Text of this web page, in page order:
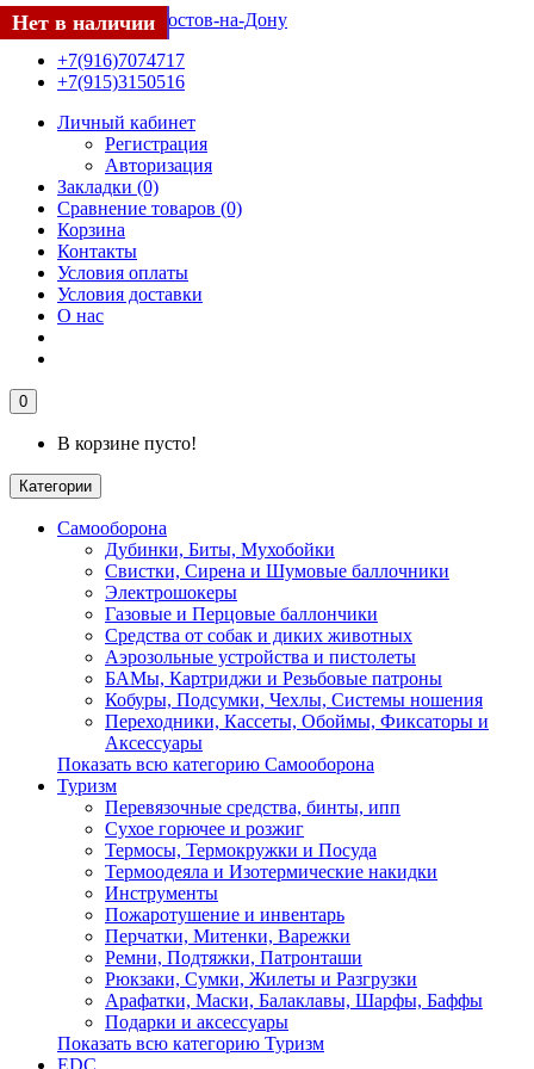
+7(916)7074717
+7(915)3150516
Личный кабинет
Регистрация
Авторизация
Закладки (0)
Сравнение товаров (0)
Корзина
Контакты
Условия оплаты
Условия доставки
О нас
0
В корзине пусто!
Категории
Самооборона
Дубинки, Биты, Мухобойки
Свистки, Сирена и Шумовые баллочники
Электрошокеры
Газовые и Перцовые баллончики
Средства от собак и диких животных
Аэрозольные устройства и пистолеты
БАМы, Картриджи и Резьбовые патроны
Кобуры, Подсумки, Чехлы, Системы ношения
Переходники, Кассеты, Обоймы, Фиксаторы и
Аксессуары
Показать всю категорию Самооборона
Туризм
Перевязочные средства, бинты, ипп
Сухое горючее и розжиг
Термосы, Термокружки и Посуда
Термоодеяла и Изотермические накидки
Инструменты
Пожаротушение и инвентарь
Перчатки, Митенки, Варежки
Ремни, Подтяжки, Патронташи
Рюкзаки, Сумки, Жилеты и Разгрузки
Арафатки, Маски, Балаклавы, Шарфы, Баффы
Подарки и аксессуары
Показать всю категорию Туризм
EDC
Нет в наличии
Заканчивается
Нет в наличии
Заканчивается
Хит
Нет в наличии
Заканчивается
Заканчивается
Нет в наличии